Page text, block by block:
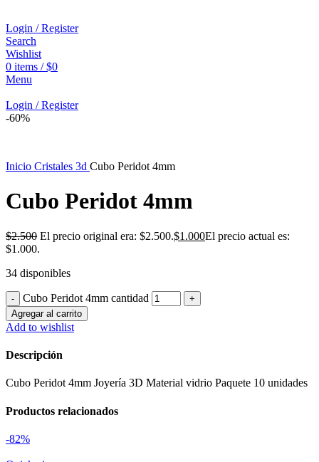
Login / Register
Search
Wishlist
0 items / $0
Menu
Login / Register
-60%
Inicio Cristales 3d Cubo Peridot 4mm
Cubo Peridot 4mm
$2.500 El precio original era: $2.500.$1.000El precio actual es:
$1.000.
34 disponibles
Cubo Peridot 4mm cantidad
Agregar al carrito
Add to wishlist
Descripción
Cubo Peridot 4mm Joyería 3D Material vidrio Paquete 10 unidades
Productos relacionados
-82%